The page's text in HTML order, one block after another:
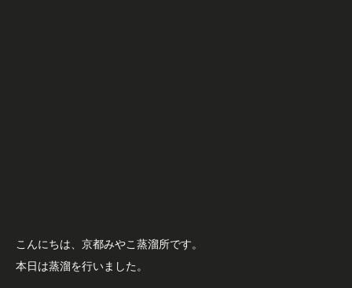
こんにちは、京都みやこ蒸溜所です。
本日は蒸溜を行いました。